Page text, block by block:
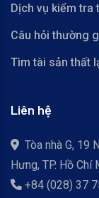
Dịch vụ kiểm tra
Câu hỏi thường
Tìm tài sản thất
Liên hệ
Tòa nhà G, 19
Hưng, TP. Hồ Chí
+84 (028) 37